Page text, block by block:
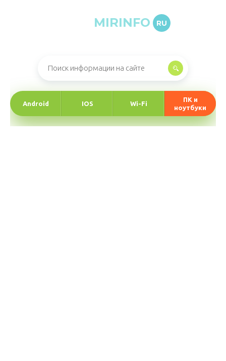
MIRINFO RU
Android IOS Wi-Fi
ПК и
ноутбуки